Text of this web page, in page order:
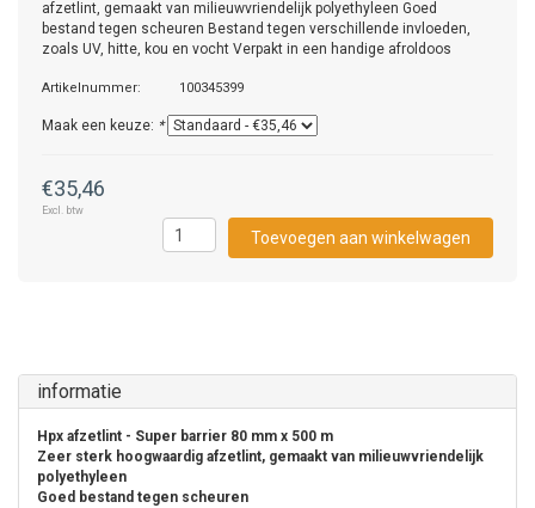
afzetlint, gemaakt van milieuwvriendelijk polyethyleen Goed
bestand tegen scheuren Bestand tegen verschillende invloeden,
zoals UV, hitte, kou en vocht Verpakt in een handige afroldoos
Artikelnummer: 100345399
Maak een keuze: *
€35,46
Excl. btw
Toevoegen aan winkelwagen
informatie
Hpx afzetlint - Super barrier 80 mm x 500 m
Zeer sterk hoogwaardig afzetlint, gemaakt van milieuwvriendelijk
polyethyleen
Goed bestand tegen scheuren